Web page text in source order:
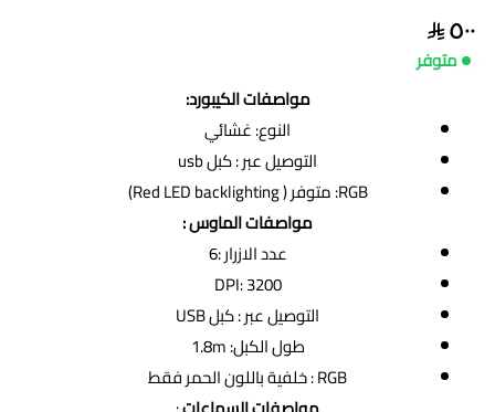
٥٠٠
متوفر
مواصفات الكيبورد:
النوع: غشائي
التوصيل عبر : كبل usb
RGB: متوفر ( Red LED backlighting)
مواصفات الماوس :
عدد الازرار :6
DPI: 3200
التوصيل عبر : كبل USB
طول الكبل: 1.8m
RGB : خلفية باللون الحمر فقط